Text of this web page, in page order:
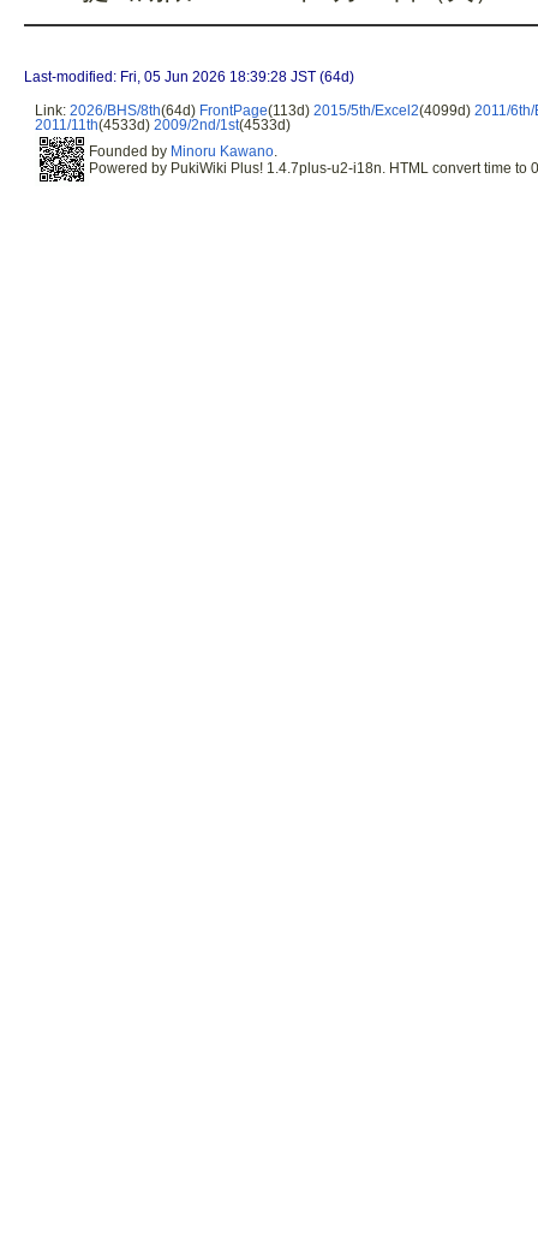
Last-modified: Fri, 05 Jun 2026 18:39:28 JST (64d)
Link: 2026/BHS/8th(64d) FrontPage(113d) 2015/5th/Excel2(4099d) 2011/6th/
2011/11th(4533d) 2009/2nd/1st(4533d)
Founded by Minoru Kawano.
Powered by PukiWiki Plus! 1.4.7plus-u2-i18n. HTML convert time to